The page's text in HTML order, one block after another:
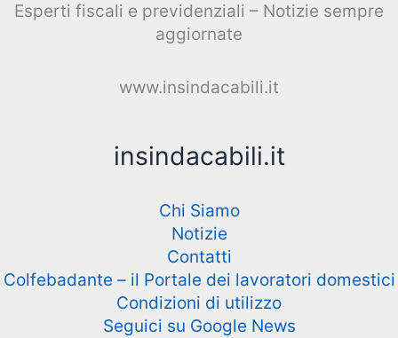
Esperti fiscali e previdenziali – Notizie sempre
aggiornate
www.insindacabili.it
insindacabili.it
Chi Siamo
Notizie
Contatti
Colfebadante – il Portale dei lavoratori domestici
Condizioni di utilizzo
Seguici su Google News